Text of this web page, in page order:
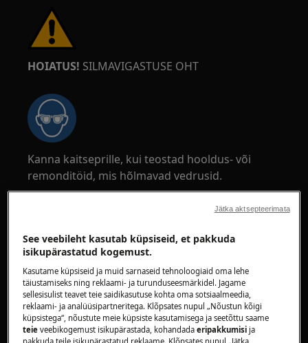
HOIATUS! SILMAVIGASTUSE OHT
Kanna kaitseprille, kui teostad hooldus- või
remonditöid, mis hõlmavad vedrusid.
HOIATUS! PIGISTAMISOHT
See veebileht kasutab küpsiseid, et pakkuda
isikupärastatud kogemust.
Kasutame küpsiseid ja muid sarnaseid tehnoloogiaid oma lehe
täiustamiseks ning reklaami- ja turunduseesmärkidel. Jagame
sellesisulist teavet teie saidikasutuse kohta oma sotsiaalmeedia,
reklaami- ja analüüsipartneritega. Klõpsates nupul „Nõustun kõigi
küpsistega“, nõustute meie küpsiste kasutamisega ja seetõttu saame
teie veebikogemust isikupärastada, kohandadaeripakkumisi ja
Jätka aktsepteerimata